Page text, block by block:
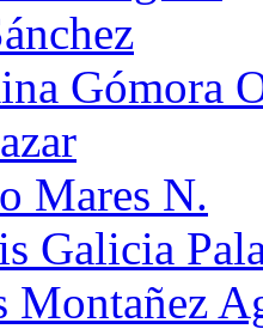
Gómora
Mares N.
Galicia
Montañez